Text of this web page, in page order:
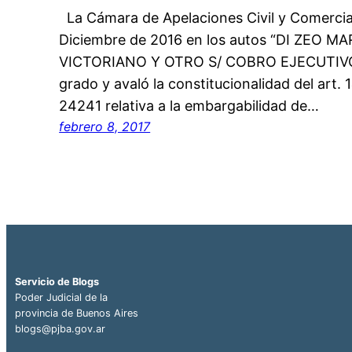
La Cámara de Apelaciones Civil y
Diciembre de 2016 en los autos “DI ZEO
VICTORIANO Y OTRO S/ COBRO
grado y avaló la constitucionalidad del art.
24241 relativa a la embargabilidad de…
febrero 8, 2017
Servicio de Blogs
Poder Judicial de la
provincia de Buenos Aires
blogs@pjba.gov.ar